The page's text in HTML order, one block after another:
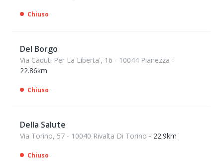
Chiuso
Del Borgo
Via Caduti Per La Liberta', 16 - 10044 Pianezza -
22.86km
Chiuso
Della Salute
Via Torino, 57 - 10040 Rivalta Di Torino - 22.9km
Chiuso